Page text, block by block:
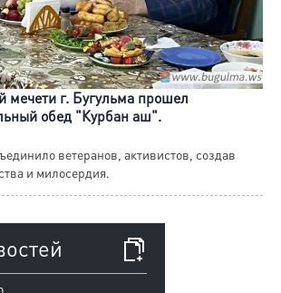
мечети г. Бугульма прошел
обед "Курбан аш".
ветеранов, активистов, создав
и милосердия.